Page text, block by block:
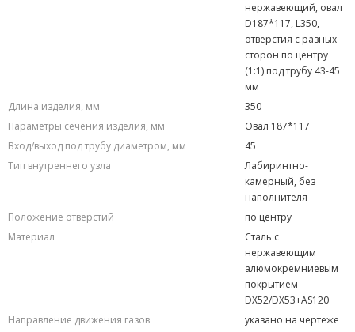
нержавеющий, овал
D187*117, L350,
отверстия с разных
сторон по центру
(1:1) под трубу 43-45
мм
Длина изделия, мм
350
Параметры сечения изделия, мм
Овал 187*117
Вход/выход под трубу диаметром, мм
45
Тип внутреннего узла
Лабиринтно-
камерный, без
наполнителя
Положение отверстий
по центру
Материал
Сталь с
нержавеющим
алюмокремниевым
покрытием
DX52/DX53+AS120
Направление движения газов
указано на чертеже